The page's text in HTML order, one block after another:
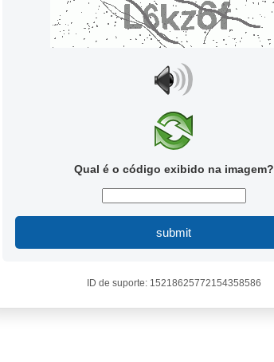
Qual é o código exibido na imagem?
submit
ID de suporte: 15218625772154358586